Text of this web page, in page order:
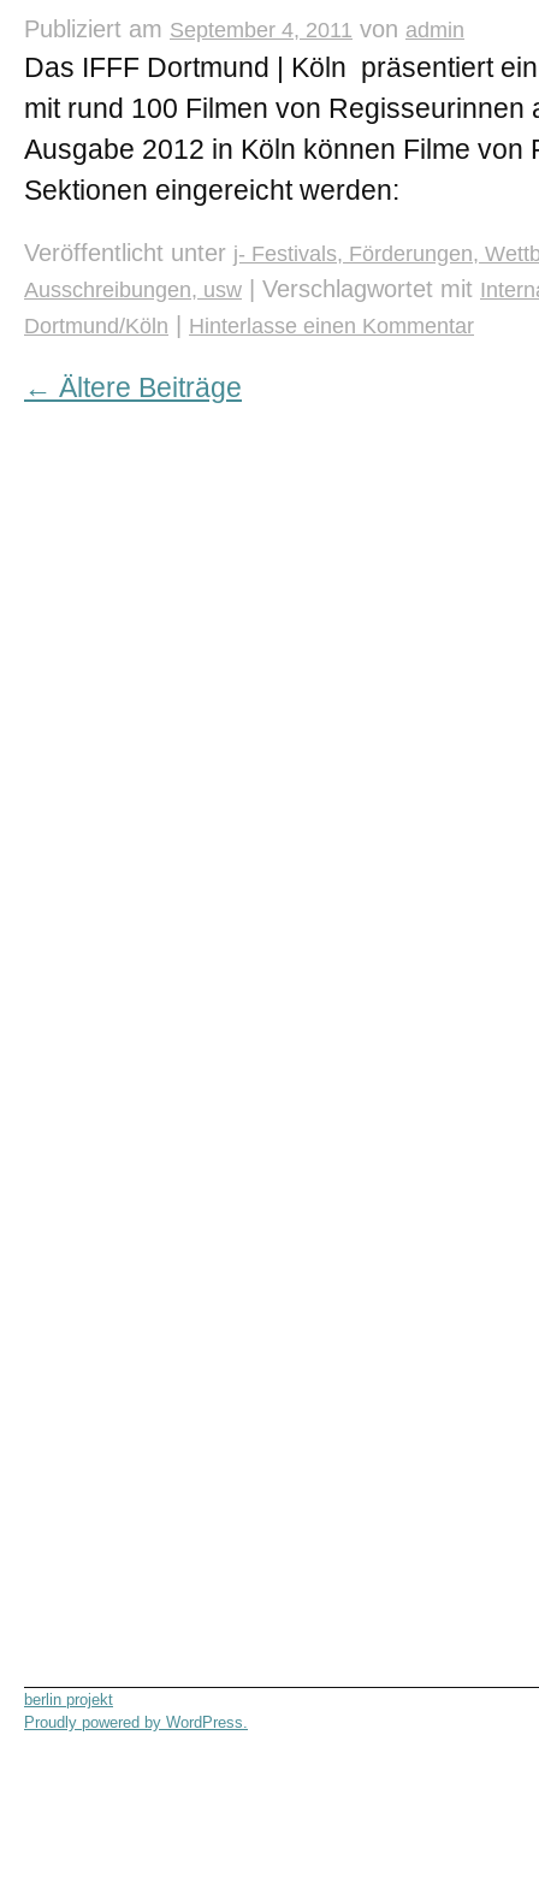
Publiziert am September 4, 2011 von admin
Das IFFF Dortmund | Köln präsentiert
mit rund 100 Filmen von
Ausgabe 2012 in Köln können Filme von
Sektionen eingereicht werden:
Veröffentlicht unter j- Festivals, Förderungen,
Ausschreibungen, usw
Verschlagwortet mit
Dortmund/Köln
Hinterlasse einen Kommentar
← Ältere Beiträge
berlin projekt
Proudly powered by WordPress.